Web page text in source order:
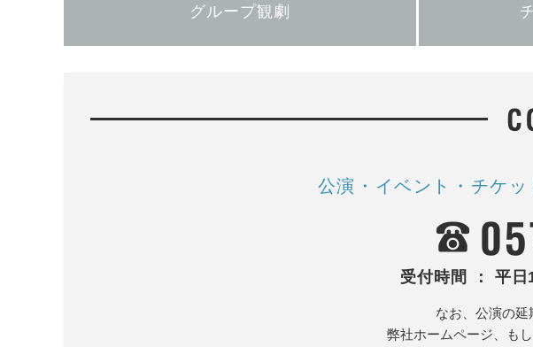
グループ観劇
公演・イベント・チケッ
受付時間 ： 平
なお、公演の延
弊社ホームページ、も